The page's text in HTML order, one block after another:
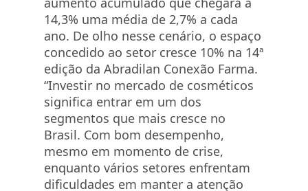
14,3% uma média de 2,7% a cada
ano. De olho nesse cenário, o espaço
concedido ao setor cresce 10% na 14ª
edição da Abradilan Conexão Farma.
“Investir no mercado de cosméticos
significa entrar em um dos
segmentos que mais cresce no
Brasil. Com bom desempenho,
mesmo em momento de crise,
enquanto vários setores enfrentam
dificuldades em manter a atenção